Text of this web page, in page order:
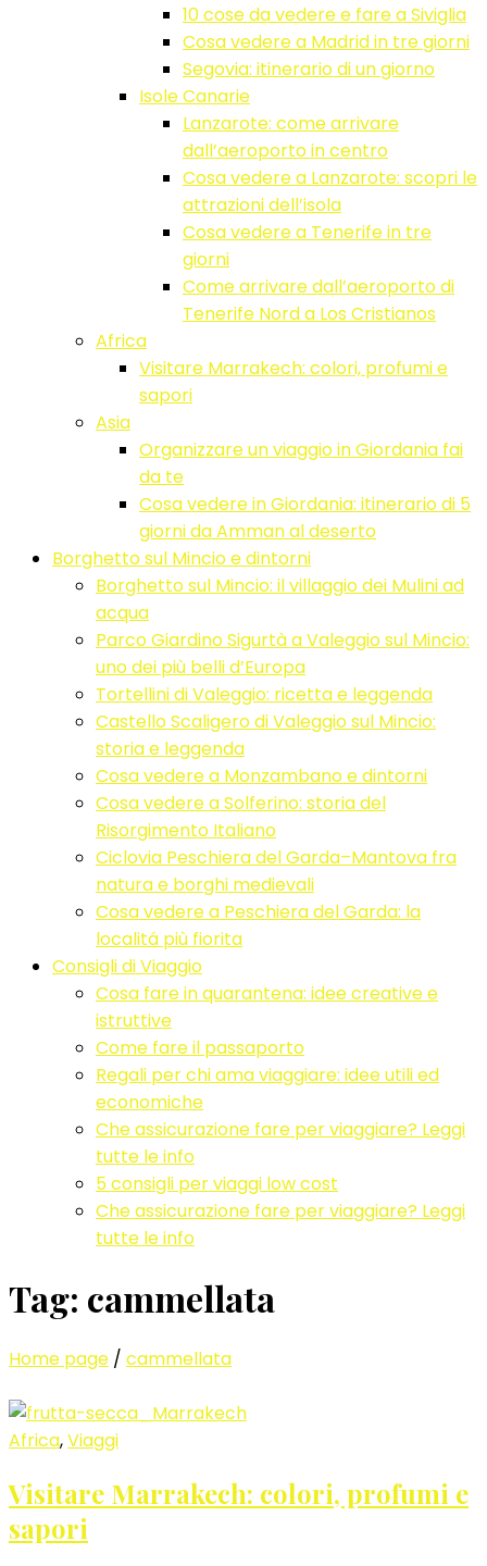
10 cose da vedere e fare a Siviglia
Cosa vedere a Madrid in tre giorni
Segovia: itinerario di un giorno
Isole Canarie
Lanzarote: come arrivare
dall’aeroporto in centro
Cosa vedere a Lanzarote: scopri le
attrazioni dell’isola
Cosa vedere a Tenerife in tre
giorni
Come arrivare dall’aeroporto di
Tenerife Nord a Los Cristianos
Africa
Visitare Marrakech: colori, profumi e
sapori
Asia
Organizzare un viaggio in Giordania fai
da te
Cosa vedere in Giordania: itinerario di 5
giorni da Amman al deserto
Borghetto sul Mincio e dintorni
Borghetto sul Mincio: il villaggio dei Mulini ad
acqua
Parco Giardino Sigurtà a Valeggio sul Mincio:
uno dei più belli d’Europa
Tortellini di Valeggio: ricetta e leggenda
Castello Scaligero di Valeggio sul Mincio:
storia e leggenda
Cosa vedere a Monzambano e dintorni
Cosa vedere a Solferino: storia del
Risorgimento Italiano
Ciclovia Peschiera del Garda–Mantova fra
natura e borghi medievali
Cosa vedere a Peschiera del Garda: la
localitá più fiorita
Consigli di Viaggio
Cosa fare in quarantena: idee creative e
istruttive
Come fare il passaporto
Regali per chi ama viaggiare: idee utili ed
economiche
Che assicurazione fare per viaggiare? Leggi
tutte le info
5 consigli per viaggi low cost
Che assicurazione fare per viaggiare? Leggi
tutte le info
Tag: cammellata
Home page / cammellata
Africa,Viaggi
Visitare Marrakech: colori, profumi e
sapori